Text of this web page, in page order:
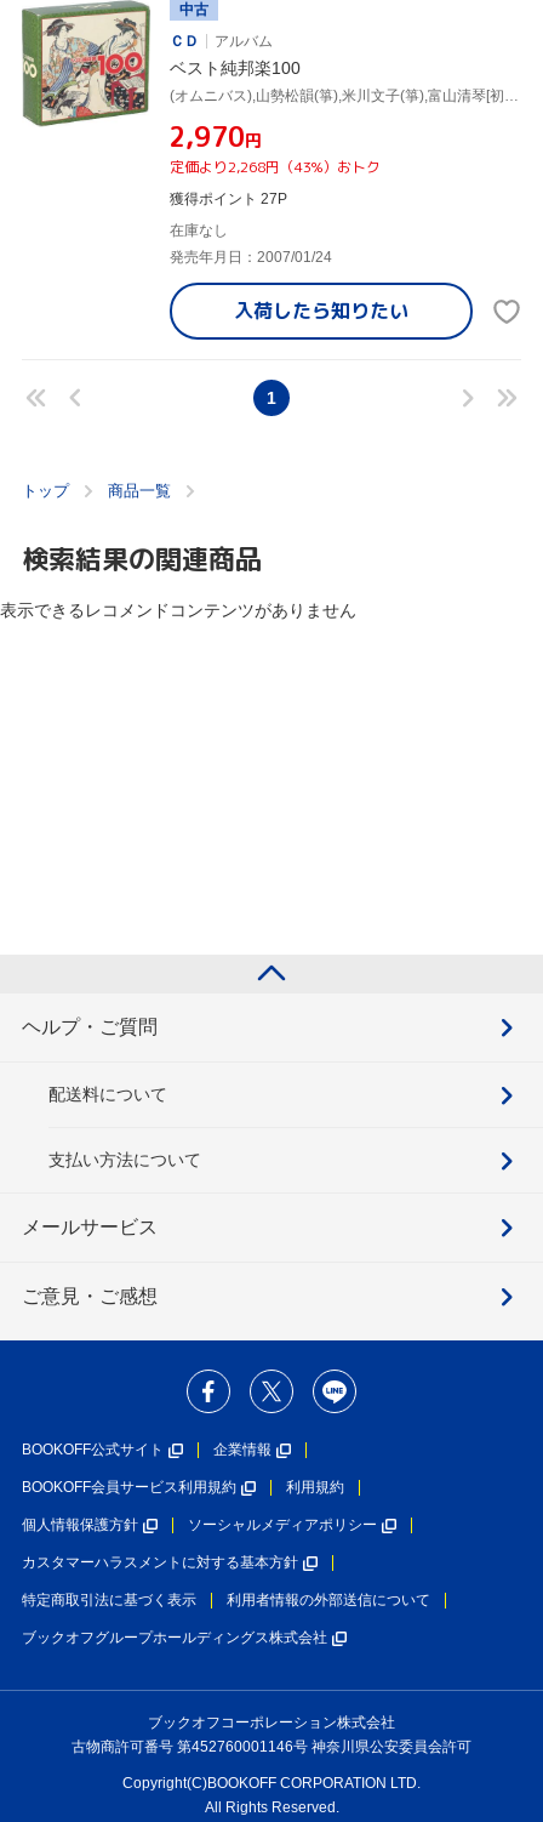
中古
ＣＤ
アルバム
ベスト純邦楽100
(オムニバス),山勢松韻(箏),米川文子(箏),富山清琴[初代](三弦),宮城喜代子(箏),青木鈴慕(尺八),常磐津千東勢太夫,千本歌扇
¥2,970円
定価より2,268円（43%）おトク
獲得ポイント 27P
在庫なし
発売年月日：2007/01/24
入荷したら知りたい
1
トップ 商品一覧
検索結果の関連商品
表示できるレコメンドコンテンツがありません
ヘルプ・ご質問
配送料について
支払い方法について
メールサービス
ご意見・ご感想
BOOKOFF公式サイト 企業情報
BOOKOFF会員サービス利用規約 利用規約
個人情報保護方針 ソーシャルメディアポリシー
カスタマーハラスメントに対する基本方針
特定商取引法に基づく表示 利用者情報の外部送信について
ブックオフグループホールディングス株式会社
ブックオフコーポレーション株式会社
古物商許可番号 第452760001146号 神奈川県公安委員会許可
Copyright(C)BOOKOFF CORPORATION LTD.
All Rights Reserved.